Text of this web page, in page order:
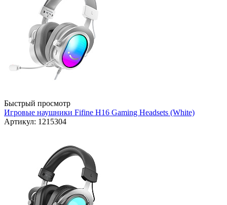
Быстрый просмотр
Игровые наушники Fifine H16 Gaming Headsets (White)
Артикул: 1215304